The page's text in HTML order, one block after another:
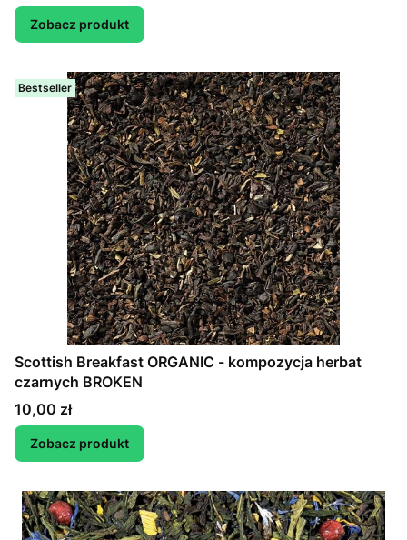
Zobacz produkt
Bestseller
Scottish Breakfast ORGANIC - kompozycja herbat
czarnych BROKEN
Cena
10,00 zł
Zobacz produkt